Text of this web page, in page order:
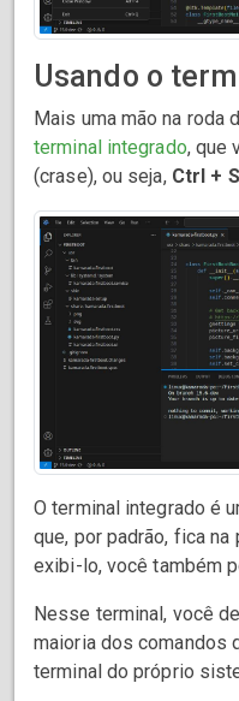
Usando o
Mais uma mão na roda
terminal integrado, que
(crase), ou seja, Ctrl +
O terminal integrado é
que, por padrão, fica
exibi-lo, você também
Nesse terminal, você
maioria dos comandos
terminal do próprio